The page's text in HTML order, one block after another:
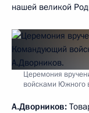
нашей великой
Церемония
войсками Южного
А.Дворников: